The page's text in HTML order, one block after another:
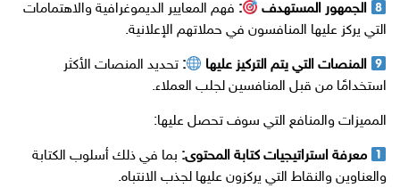
الجمهور المستهدف : فهم المعايير الديموغرافية والاهتمامات
التي يركز عليها المنافسون في حملاتهم الإعلانية.
المنصات التي يتم التركيز عليها : تحديد المنصات الأكثر
استخدامًا من قبل المنافسين لجلب العملاء.
المميزات والمنافع التي سوف تحصل عليها:
معرفة استراتيجيات كتابة المحتوى: بما في ذلك أسلوب الكتابة
والعناوين والنقاط التي يركزون عليها لجذب الانتباه.